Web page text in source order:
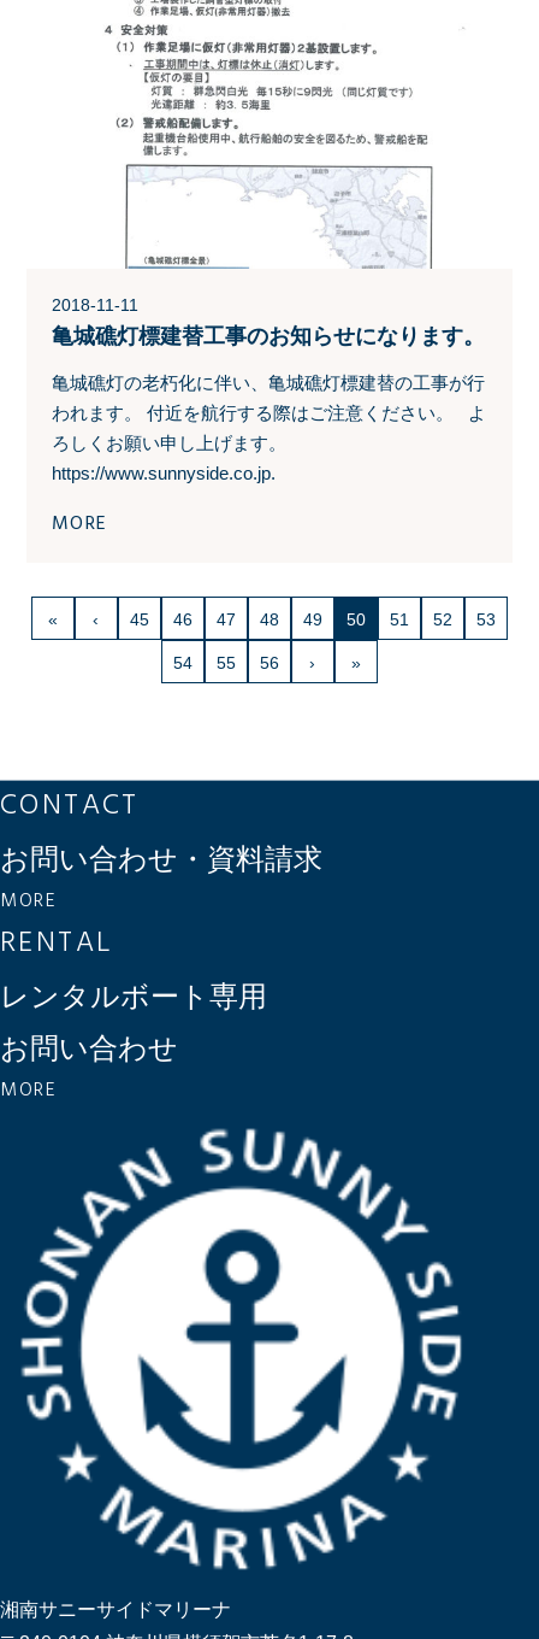
2018-11-11
亀城礁灯標建替工事のお知らせになります。
亀城礁灯の老朽化に伴い、亀城礁灯標建替の工事が行
われます。 付近を航行する際はご注意ください。 よ
ろしくお願い申し上げます。
https://www.sunnyside.co.jp.
MORE
« ‹ 45 46 47 48 49 50 51 52 53
54 55 56 › »
CONTACT
お問い合わせ・資料請求
MORE
RENTAL
レンタルボート専用
お問い合わせ
MORE
湘南サニーサイドマリーナ